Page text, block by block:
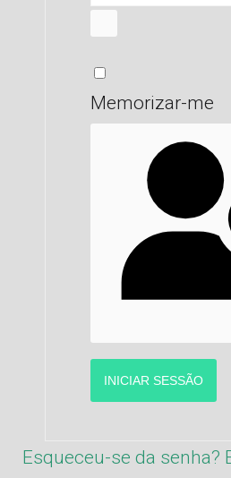
Memorizar-me
INICIAR SESSÃO
Esqueceu-se da senha?